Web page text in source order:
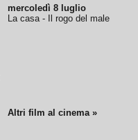
mercoledì 8 luglio
La casa - Il rogo del male
Altri film al cinema »